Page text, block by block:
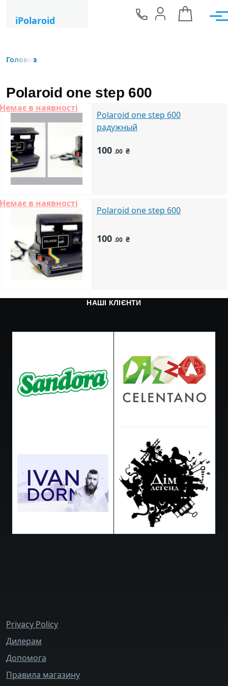
iPolaroid
Рядок навіґації
Головна
Polaroid one step 600
Немає в наявності
Polaroid one step 600
радужный
100 .00 ₴
Немає в наявності
Polaroid one step 600
100 .00 ₴
НАШІ КЛІЄНТИ
bottom_menu
Privacy Policy
Дилерам
Допомога
Правила магазину